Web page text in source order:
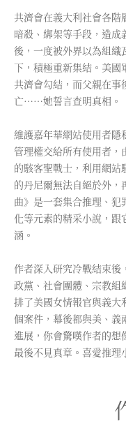
共濟會在義大利社會各
暗殺、綁架等手段，造成
後，一度被外界以為組織
下，積極重新集結。美
共濟會勾結，而父親在
亡……她誓言查明真相。
維護嘉年華網站使用者
管理權交給所有使用者，
的駭客聖戰士，利用網
的丹尼爾無法自絕於外
曲》是一套集合推理、
化等元素的精采小說，
涵。
作者深入研究冷戰結束後
政黨、社會團體、宗教組
排了美國女情報官與義大
個案件，幕後都與美、義
進展，你會驚嘆作者的
最後不見真章。喜愛推理